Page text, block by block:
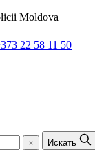
Moldova
22 58 11 50
Искать